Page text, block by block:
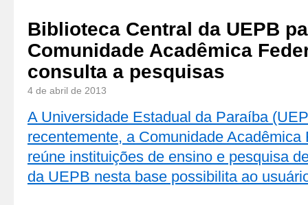
Biblioteca Central da UEPB
Comunidade Acadêmica
consulta a pesquisas
4 de abril de 2013
A Universidade Estadual da Paraíba
recentemente, a Comunidade Acadêmica
reúne instituições de ensino e pesquisa
da UEPB nesta base possibilita ao